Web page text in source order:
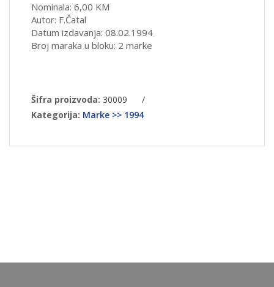
Nominala: 6,00 KM
Autor: F.Čatal
Datum izdavanja: 08.02.1994
Broj maraka u bloku: 2 marke
Šifra proizvoda: 30009
/
Kategorija: Marke >> 1994